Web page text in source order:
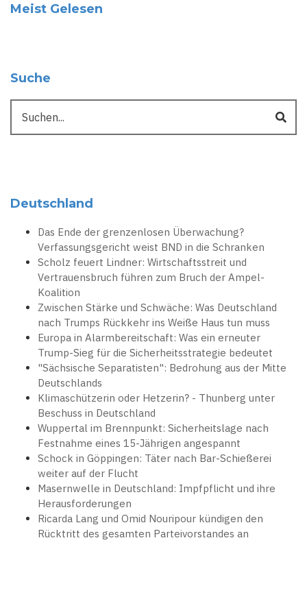
Meist Gelesen
Suche
Deutschland
Das Ende der grenzenlosen Überwachung?
Verfassungsgericht weist BND in die Schranken
Scholz feuert Lindner: Wirtschaftsstreit und
Vertrauensbruch führen zum Bruch der Ampel-
Koalition
Zwischen Stärke und Schwäche: Was Deutschland
nach Trumps Rückkehr ins Weiße Haus tun muss
Europa in Alarmbereitschaft: Was ein erneuter
Trump-Sieg für die Sicherheitsstrategie bedeutet
"Sächsische Separatisten": Bedrohung aus der Mitte
Deutschlands
Klimaschützerin oder Hetzerin? - Thunberg unter
Beschuss in Deutschland
Wuppertal im Brennpunkt: Sicherheitslage nach
Festnahme eines 15-Jährigen angespannt
Schock in Göppingen: Täter nach Bar-Schießerei
weiter auf der Flucht
Masernwelle in Deutschland: Impfpflicht und ihre
Herausforderungen
Ricarda Lang und Omid Nouripour kündigen den
Rücktritt des gesamten Parteivorstandes an